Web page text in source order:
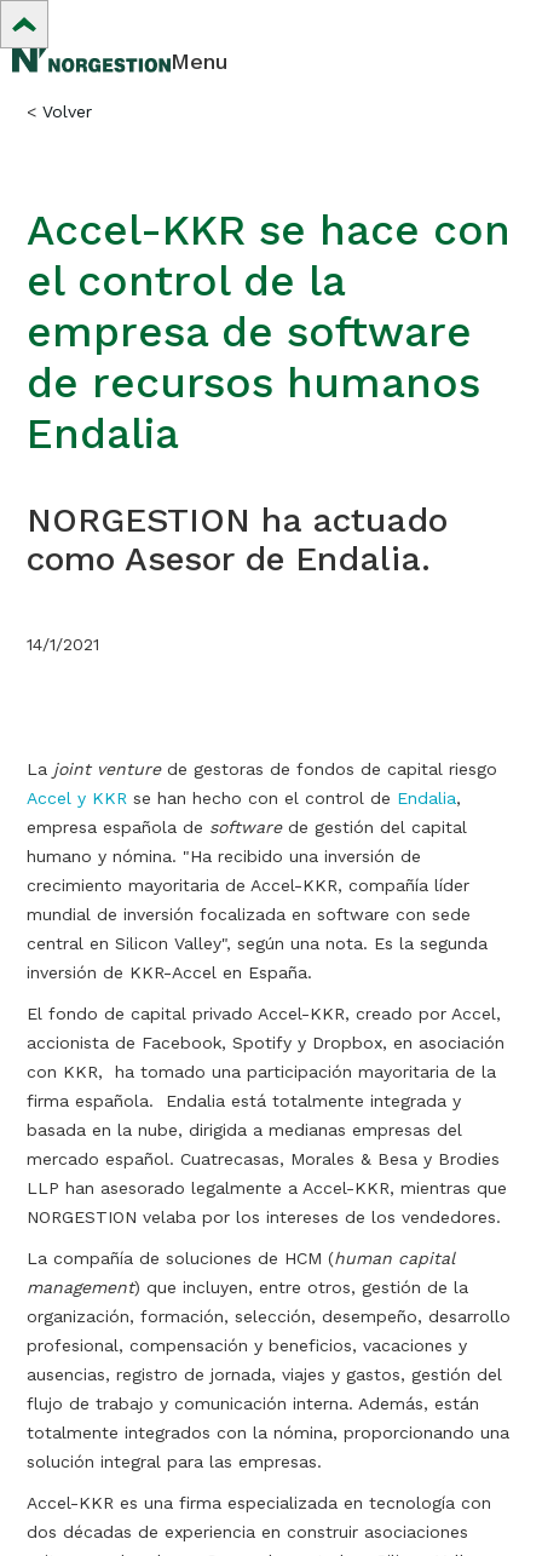
Menu
< Volver
Accel-KKR se hace con
el control de la
empresa de software
de recursos humanos
Endalia
NORGESTION ha actuado
como Asesor de Endalia.
14/1/2021
La joint venturede gestoras de fondos de capital riesgo
Accel y KKR se han hecho con el control de Endalia,
empresa española de softwarede gestión del capital
humano y nómina. "Ha recibido una inversión de
crecimiento mayoritaria de Accel-KKR, compañía líder
mundial de inversión focalizada en software con sede
central en Silicon Valley", según una nota. Es la segunda
inversión de KKR-Accel en España.
El fondo de capital privado Accel-KKR, creado por Accel,
accionista de Facebook, Spotify y Dropbox, en asociación
con KKR, ha tomado una participación mayoritaria de la
firma española. Endalia está totalmente integrada y
basada en la nube, dirigida a medianas empresas del
mercado español. Cuatrecasas, Morales & Besa y Brodies
LLP han asesorado legalmente a Accel-KKR, mientras que
NORGESTION velaba por los intereses de los vendedores.
La compañía de soluciones de HCM (human capital
management) que incluyen, entre otros, gestión de la
organización, formación, selección, desempeño, desarrollo
profesional, compensación y beneficios, vacaciones y
ausencias, registro de jornada, viajes y gastos, gestión del
flujo de trabajo y comunicación interna. Además, están
totalmente integrados con la nómina, proporcionando una
solución integral para las empresas.
Accel-KKR es una firma especializada en tecnología con
dos décadas de experiencia en construir asociaciones